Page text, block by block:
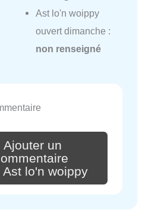
Ast lo'n woippy
ouvert dimanche :
non renseigné
Ajouter un
Ast lo'n woippy